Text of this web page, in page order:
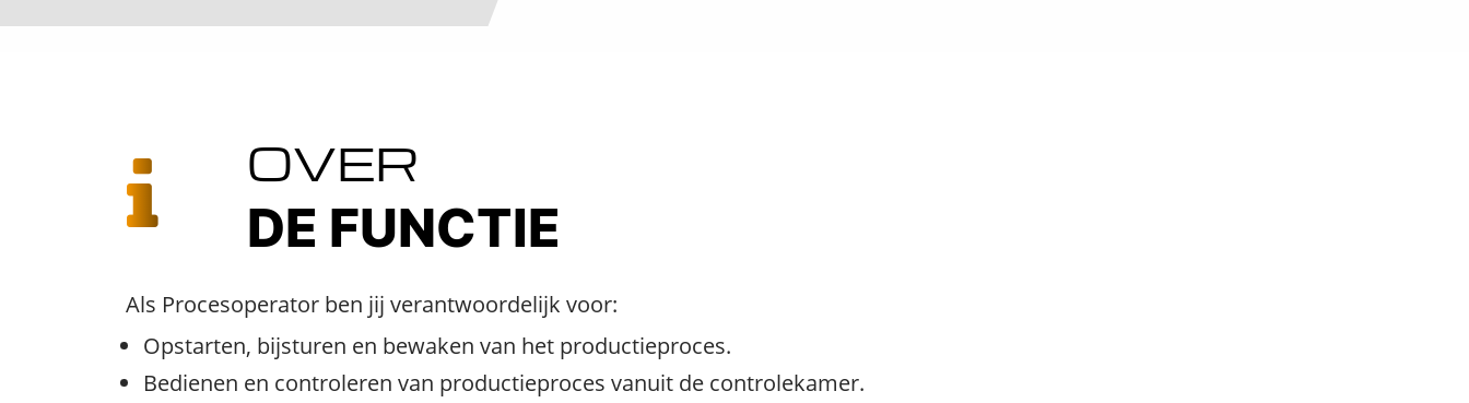
OVER
DE FUNCTIE
Als Procesoperator ben jij verantwoordelijk voor:
Opstarten, bijsturen en bewaken van het productieproces.
Bedienen en controleren van productieproces vanuit de controlekamer.